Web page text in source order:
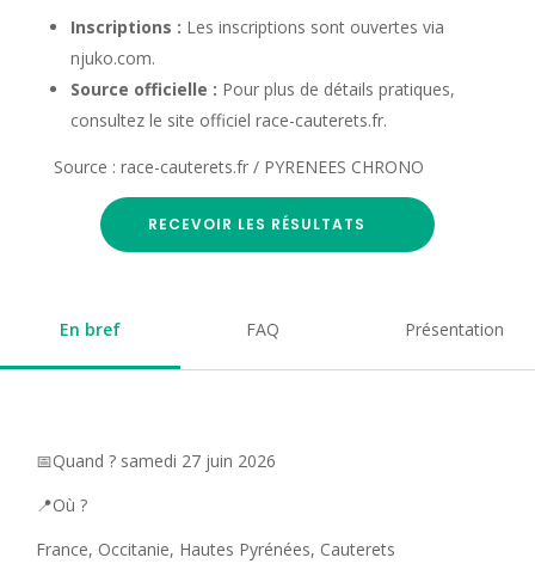
Inscriptions : Les inscriptions sont ouvertes via
njuko.com.
Source officielle : Pour plus de détails pratiques,
consultez le site officiel race-cauterets.fr.
Source : race-cauterets.fr / PYRENEES CHRONO
RECEVOIR LES RÉSULTATS
En bref FAQ Présentation
📅Quand ? samedi 27 juin 2026
📍Où ?
France, Occitanie, Hautes Pyrénées, Cauterets